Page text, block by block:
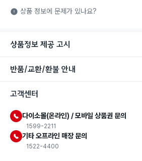
식품용 기구: 식품위생법에서 정한
는 식품첨가물에 사용할 수 있는 식
상품 정보에 문제가 있나요?
상품정보 제공 고시
반품/교환/환불 안내
고객센터
다이소몰(온라인) / 모바일 상품권 문의
1599-2211
기타 오프라인 매장 문의
1522-4400